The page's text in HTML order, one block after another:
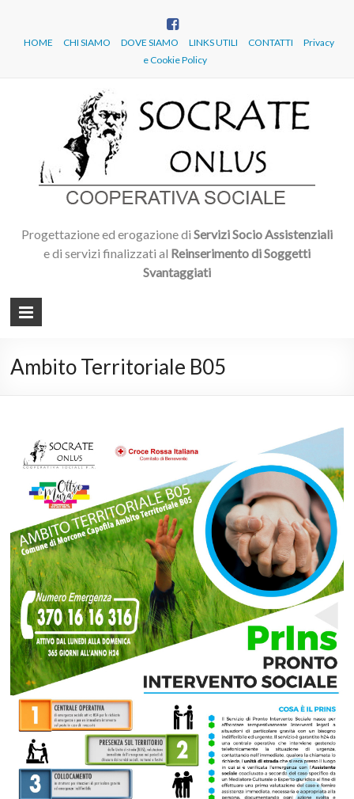
HOME CHI SIAMO DOVE SIAMO LINKS UTILI CONTATTI
Privacy
e Cookie Policy
Progettazione ed erogazione di Servizi Socio Assistenziali
e di servizi finalizzati al Reinserimento di Soggetti
Svantaggiati
Ambito Territoriale B05